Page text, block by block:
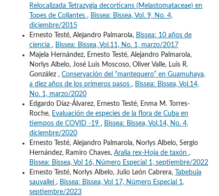
Relocalizada Tetrazygia decorticans (Melastomataceae) en
Topes de Collantes , Bissea: Bissea, Vol. 9, No. 4,
diciembre/2015
Ernesto Testé, Alejandro Palmarola, Bissea: 10 años de
ciencia , Bissea: Bissea, Vol.11, No. 1, marzo/2017
Majela Hernández, Ernesto Testé, Alejandro Palmarola,
Norlys Albelo, José Luis Moscoso, Oliver Valle, Luis R.
González , Conservación del “mantequero” en Guamuhaya,
a diez años de los primeros pasos , Bissea: Bissea, Vol.14,
No. 1, marzo/2020
Edgardo Díaz-Álvarez, Ernesto Testé, Enma M. Torres-
Roche, Evaluación de especies de la flora de Cuba en
tiempos de COVID -19 , Bissea: Bissea, Vol.14, No. 4,
diciembre/2020
Ernesto Testé, Alejandro Palmarola, Norlys Albelo, Sergio
Hernández, Ramiro Chaves, Aralia rex-Hoja de taxón ,
Bissea: Bissea, Vol 16, Número Especial 1, septiembre/2022
Ernesto Testé, Norlys Albelo, Julio León Cabrera,
Tabebuia
sauvallei , Bissea: Bissea, Vol 17, Número Especial 1,
septiembre/2023